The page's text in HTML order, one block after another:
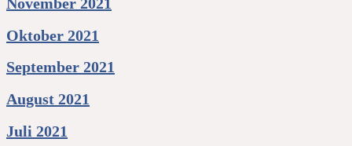
Oktober 2021
September 2021
August 2021
Juli 2021